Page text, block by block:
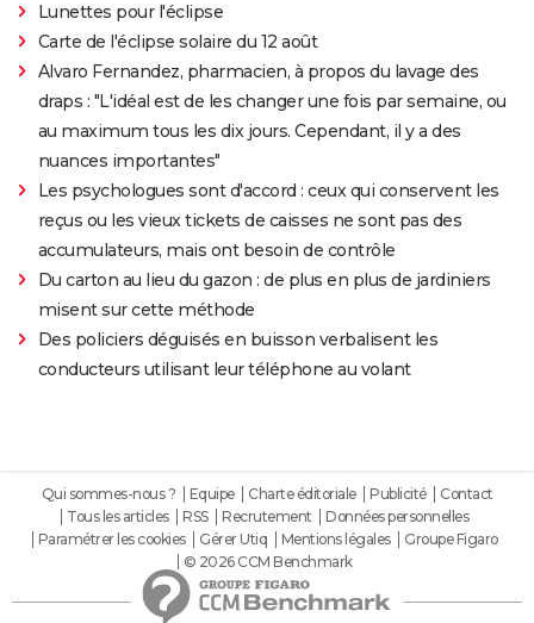
Lunettes pour l'éclipse
Carte de l'éclipse solaire du 12 août
Alvaro Fernandez, pharmacien, à propos du lavage des
draps : "L'idéal est de les changer une fois par semaine, ou
au maximum tous les dix jours. Cependant, il y a des
nuances importantes"
Les psychologues sont d'accord : ceux qui conservent les
reçus ou les vieux tickets de caisses ne sont pas des
accumulateurs, mais ont besoin de contrôle
Du carton au lieu du gazon : de plus en plus de jardiniers
misent sur cette méthode
Des policiers déguisés en buisson verbalisent les
conducteurs utilisant leur téléphone au volant
Qui sommes-nous ? Equipe Charte éditoriale Publicité
Contact
Tous les articles
RSS Recrutement
Données personnelles
Paramétrer les cookies
Gérer Utiq Mentions légales
Groupe Figaro
© 2026 CCM Benchmark